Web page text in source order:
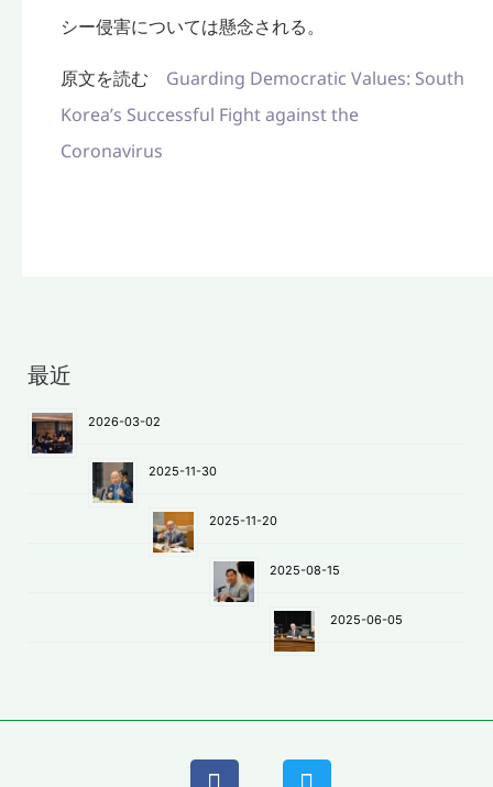
シー侵害については懸念される。
原文を読む Guarding Democratic Values: South
Korea’s Successful Fight against the
Coronavirus
最近
2026-03-02
2025-11-30
2025-11-20
2025-08-15
2025-06-05